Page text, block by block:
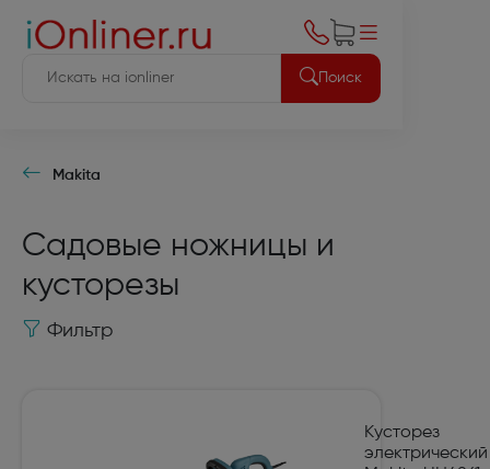
Поиск
Makita
Садовые ножницы и
кусторезы
Фильтр
Кусторез
электрический